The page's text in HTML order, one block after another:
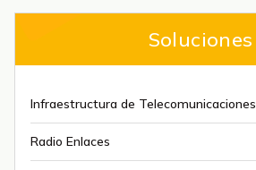
Soluciones
Infraestructura de Telecomunicaciones
Radio Enlaces